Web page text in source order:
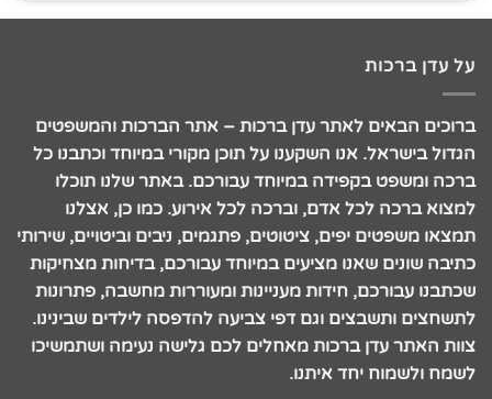
על עדן ברכות
ברוכים הבאים לאתר עדן ברכות – אתר הברכות והמשפטים
הגדול בישראל. אנו השקענו על תוכן מקורי במיוחד וכתבנו כל
ברכה ומשפט בקפידה במיוחד עבורכם. באתר שלנו תוכלו
למצוא ברכה לכל אדם, וברכה לכל אירוע. כמו כן, אצלנו
תמצאו משפטים יפים, ציטוטים, פתגמים, ניבים וביטויים, שירותי
כתיבה שונים שאנו מציעים במיוחד עבורכם, בדיחות מצחיקות
שכתבנו עבורכם, חידות מעניינות ומעוררות מחשבה, פתרונות
לתשחצים ותשבצים וגם דפי צביעה להדפסה לילדים שבינינו.
צוות האתר עדן ברכות מאחלים לכם גלישה נעימה ושתמשיכו
לשמח ולשמוח יחד איתנו.